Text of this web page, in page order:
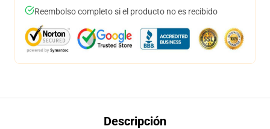
Reembolso completo si el producto no es recibido
Descripción